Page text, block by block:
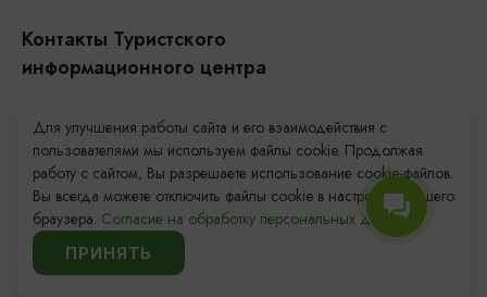
Контакты Туристского
информационного центра
Площадь Победы, 1
+7 (4012) 555-200
8 (800) 200-55-39
info@visit-kaliningrad.ru
Для улучшения работы сайта и его взаимодействия с
пользователями мы используем файлы cookie. Продолжая
работу с сайтом, Вы разрешаете использование cookie-файлов.
Вы всегда можете отключить файлы cookie в настройках Вашего
браузера. Согласие на обработку персональных данных.
ПРИНЯТЬ